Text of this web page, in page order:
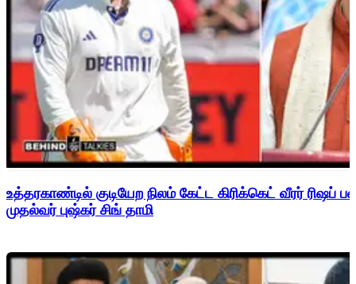
உத்தரகாண்டில் குடியேற நிலம் கேட்ட கிரிக்கெட் வீரர்
முதல்வர் புஷ்கர் சிங் தாமி